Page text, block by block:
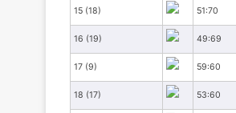
15 (18) 51:70
16 (19) 49:69
17 (9) 59:60
18 (17) 53:60